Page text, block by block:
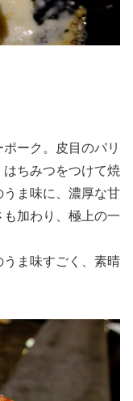
ーク。皮目のパリ
ちみつをつけて焼
ま味に、濃厚な甘
加わり、極上の一
ま味すごく、素晴